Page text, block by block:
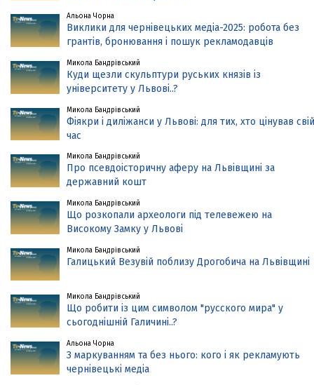
Альона Чорна
Виклики для чернівецьких медіа-2025: робота без
грантів, бронювання і пошук рекламодавців
Микола Бандрівський
Куди щезли скульптури руських князів із
університету у Львові..?
Микола Бандрівський
Фіякри і диліжанси у Львові: для тих, хто цінував свій
час
Микола Бандрівський
Про псевдоісторичну аферу на Львівщині за
державний кошт
Микола Бандрівський
Що розкопали археологи під телевежею на
Високому Замку у Львові
Микола Бандрівський
Галицький Везувій поблизу Дрогобича на Львівщині
Микола Бандрівський
Що робити із цим символом "русского мира" у
сьогоднішній Галичині..?
Альона Чорна
З маркуванням та без нього: кого і як рекламують
чернівецькі медіа